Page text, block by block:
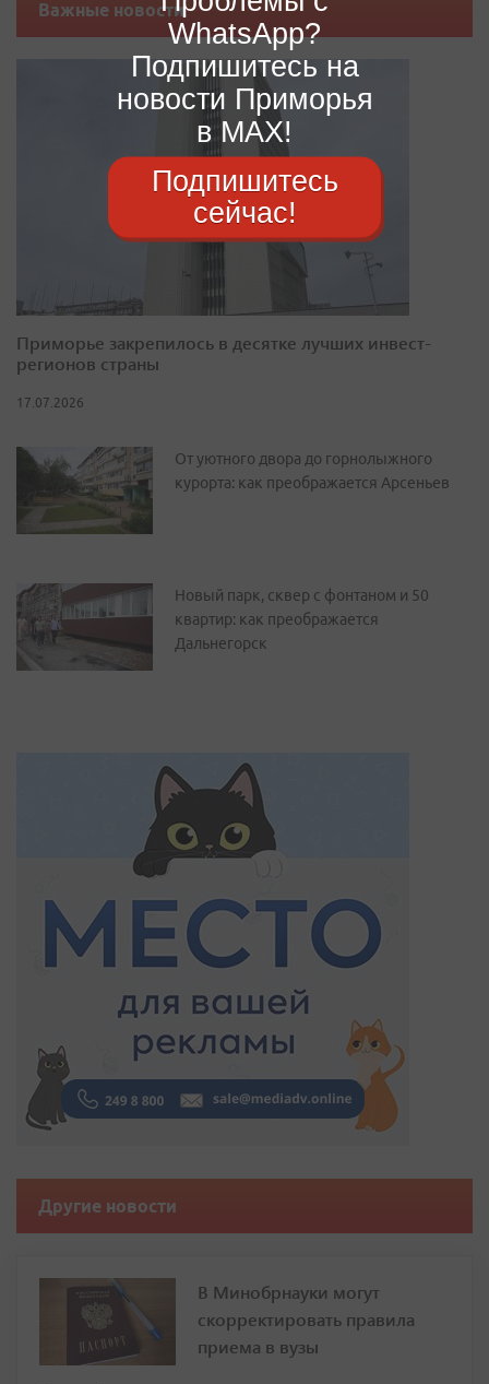
Важные новости
Приморье закрепилось в десятке лучших инвест-
регионов страны
17.07.2026
От уютного двора до горнолыжного
курорта: как преображается Арсеньев
Новый парк, сквер с фонтаном и 50
квартир: как преображается
Дальнегорск
Другие новости
В Минобрнауки могут
скорректировать правила
приема в вузы
WhatsApp?
Подпишитесь на
новости Приморья
в MAX!
Подпишитесь
сейчас!